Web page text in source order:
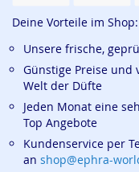
Deine Vorteile im Shop:
Unsere frische,
Günstige Preise und
Welt der Düfte
Jeden Monat eine
Top Angebote
Kundenservice per
an shop@ephra-